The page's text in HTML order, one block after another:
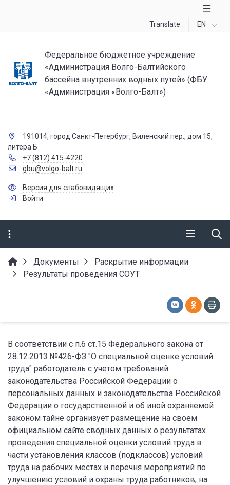
Translate EN
Федеральное бюджетное учреждение
«Администрация Волго-Балтийского
бассейна внутренних водных путей» (ФБУ
«Администрация «Волго-Балт»)
191014, город Санкт-Петербург, Виленский пер., дом 15,
литера Б
+7 (812) 415-4220
gbu@volgo-balt.ru
Версия для слабовидящих
Войти
Документы
Раскрытие информации
Результаты проведения СОУТ
В соответствии с п.6 ст.15 Федерального закона от
28.12.2013 №426-ФЗ "О специальной оценке условий
труда" работодатель с учетом требований
законодательства Российской Федерации о
персональных данных и законодательства Российской
Федерации о государственной и об иной охраняемой
законом тайне организует размещение на своем
официальном сайте сводных данных о результатах
проведения специальной оценки условий труда в
части установления классов (подклассов) условий
труда на рабочих местах и перечня мероприятий по
улучшению условий и охраны труда работников, на